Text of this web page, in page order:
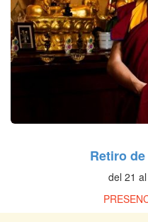
Retiro de
Retiro
del 21